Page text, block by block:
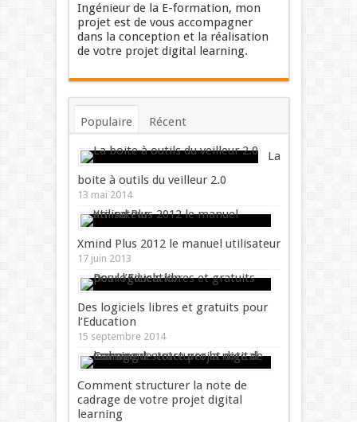
Ingénieur de la E-formation, mon
projet est de vous accompagner
dans la conception et la réalisation
de votre projet digital learning.
Populaire Récent
Commentaires Mots-clés
La
boite à outils du veilleur 2.0
13 mai 2014
Xmind Plus 2012 le manuel utilisateur
17 juin 2013
Des logiciels libres et gratuits pour
l’Education
15 septembre 2014
Comment structurer la note de
cadrage de votre projet digital
learning